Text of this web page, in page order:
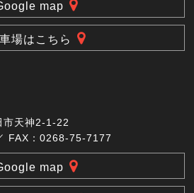
map
場はこちら
市天神2-1-22
FAX：0268-75-7177
map